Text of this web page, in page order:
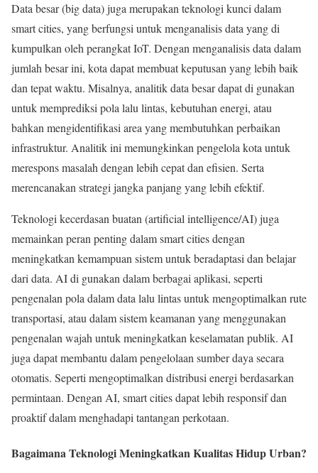
Data besar (big data) juga merupakan teknologi kunci dalam
smart cities, yang berfungsi untuk menganalisis data yang di
kumpulkan oleh perangkat IoT. Dengan menganalisis data dalam
jumlah besar ini, kota dapat membuat keputusan yang lebih baik
dan tepat waktu. Misalnya, analitik data besar dapat di gunakan
untuk memprediksi pola lalu lintas, kebutuhan energi, atau
bahkan mengidentifikasi area yang membutuhkan perbaikan
infrastruktur. Analitik ini memungkinkan pengelola kota untuk
merespons masalah dengan lebih cepat dan efisien. Serta
merencanakan strategi jangka panjang yang lebih efektif.
Teknologi kecerdasan buatan (artificial intelligence/AI) juga
memainkan peran penting dalam smart cities dengan
meningkatkan kemampuan sistem untuk beradaptasi dan belajar
dari data. AI di gunakan dalam berbagai aplikasi, seperti
pengenalan pola dalam data lalu lintas untuk mengoptimalkan rute
transportasi, atau dalam sistem keamanan yang menggunakan
pengenalan wajah untuk meningkatkan keselamatan publik. AI
juga dapat membantu dalam pengelolaan sumber daya secara
otomatis. Seperti mengoptimalkan distribusi energi berdasarkan
permintaan. Dengan AI, smart cities dapat lebih responsif dan
proaktif dalam menghadapi tantangan perkotaan.
Bagaimana Teknologi Meningkatkan Kualitas Hidup Urban?